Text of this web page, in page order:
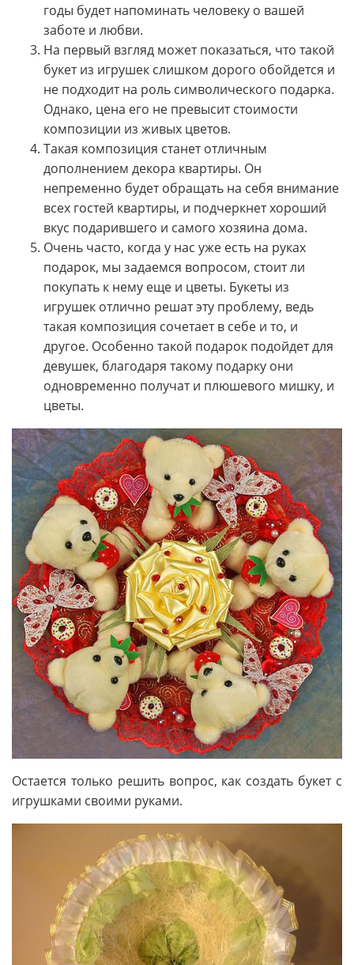
годы будет напоминать человеку о вашей
заботе и любви.
На первый взгляд может показаться, что такой
букет из игрушек слишком дорого обойдется и
не подходит на роль символического подарка.
Однако, цена его не превысит стоимости
композиции из живых цветов.
Такая композиция станет отличным
дополнением декора квартиры. Он
непременно будет обращать на себя внимание
всех гостей квартиры, и подчеркнет хороший
вкус подарившего и самого хозяина дома.
Очень часто, когда у нас уже есть на руках
подарок, мы задаемся вопросом, стоит ли
покупать к нему еще и цветы. Букеты из
игрушек отлично решат эту проблему, ведь
такая композиция сочетает в себе и то, и
другое. Особенно такой подарок подойдет для
девушек, благодаря такому подарку они
одновременно получат и плюшевого мишку, и
цветы.
Остается только решить вопрос, как создать букет с
игрушками своими руками.